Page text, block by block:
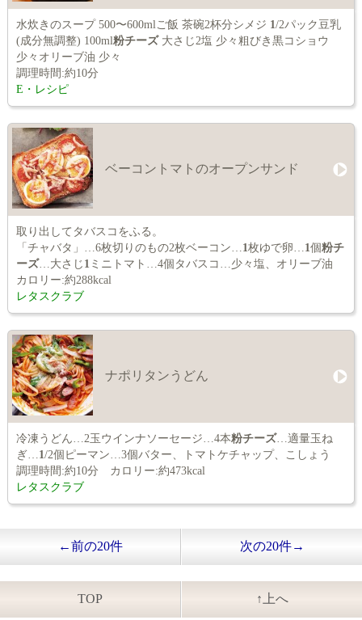
水炊きのスープ 500〜600mlご飯 茶碗2杯分シメジ 1 /2パック豆乳
(成分無調整) 100ml粉チーズ大さじ2塩 少々粗びき黒コショウ
少々オリーブ油 少々
調理時間:約10分
E・レシピ
ベーコントマトのオープンサンド
取り出してタバスコをふる。
「チャバタ」…6枚切りのもの2枚ベーコン… 1 枚ゆで卵… 1 個粉チ
ーズ…大さじ 1 ミニトマト…4個タバスコ…少々塩、オリーブ油
カロリー:約288kcal
レタスクラブ
ナポリタンうどん
冷凍うどん…2玉ウインナソーセージ…4本粉チーズ…適量玉ね
ぎ… 1 /2個ピーマン…3個バター、トマトケチャップ、こしょう
調理時間:約10分 カロリー:約473kcal
レタスクラブ
←前の20件 次の20件→
TOP ↑上へ